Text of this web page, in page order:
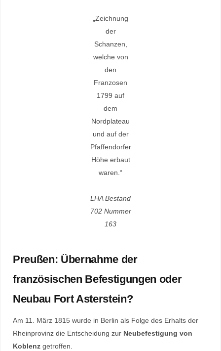
„Zeichnung
der
Schanzen,
welche von
den
Franzosen
1799 auf
dem
Nordplateau
und auf der
Pfaffendorfer
Höhe erbaut
waren.“
LHA Bestand
702 Nummer
163
Preußen: Übernahme der
französischen Befestigungen oder
Neubau Fort Asterstein?
Am 11. März 1815 wurde in Berlin als Folge des Erhalts der
Rheinprovinz die Entscheidung zur Neubefestigung von
Koblenz getroffen.